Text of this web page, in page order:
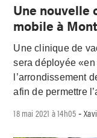
Une nouvelle
mobile à
Une clinique de
sera déployée
l’arrondissement
afin de permettre
18 mai 2021 à 14h05 -